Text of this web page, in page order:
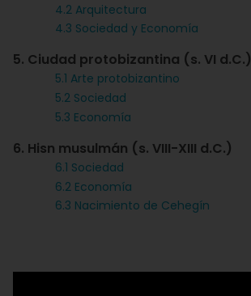
4.2 Arquitectura
4.3 Sociedad y Economía
5. Ciudad protobizantina (s. VI d.C.)
5.1 Arte protobizantino
5.2 Sociedad
5.3 Economía
6. Hisn musulmán (s. VIII-XIII d.C.)
6.1 Sociedad
6.2 Economía
6.3 Nacimiento de Cehegín